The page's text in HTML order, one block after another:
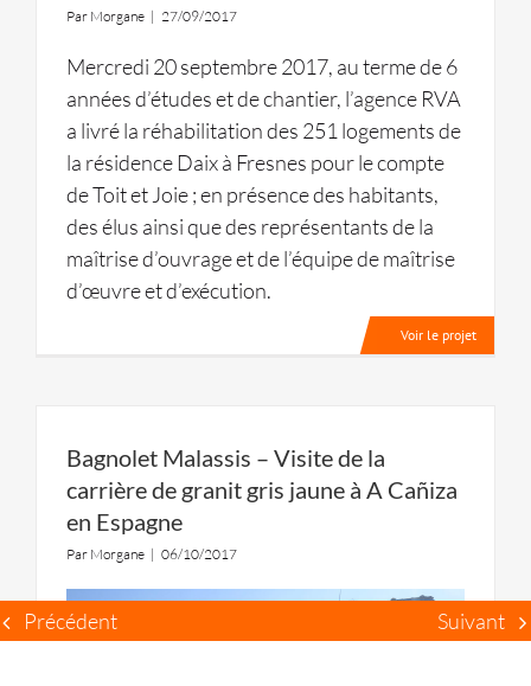
Précédent Suivant
Par Morgane | 27/09/2017
Mercredi 20 septembre 2017, au terme de 6
années d’études et de chantier, l’agence RVA
a livré la réhabilitation des 251 logements de
la résidence Daix à Fresnes pour le compte
de Toit et Joie ; en présence des habitants,
des élus ainsi que des représentants de la
maîtrise d’ouvrage et de l’équipe de maîtrise
d’œuvre et d’exécution.
Voir le projet
Bagnolet Malassis – Visite de la
carrière de granit gris jaune à A Cañiza
en Espagne
Par Morgane | 06/10/2017